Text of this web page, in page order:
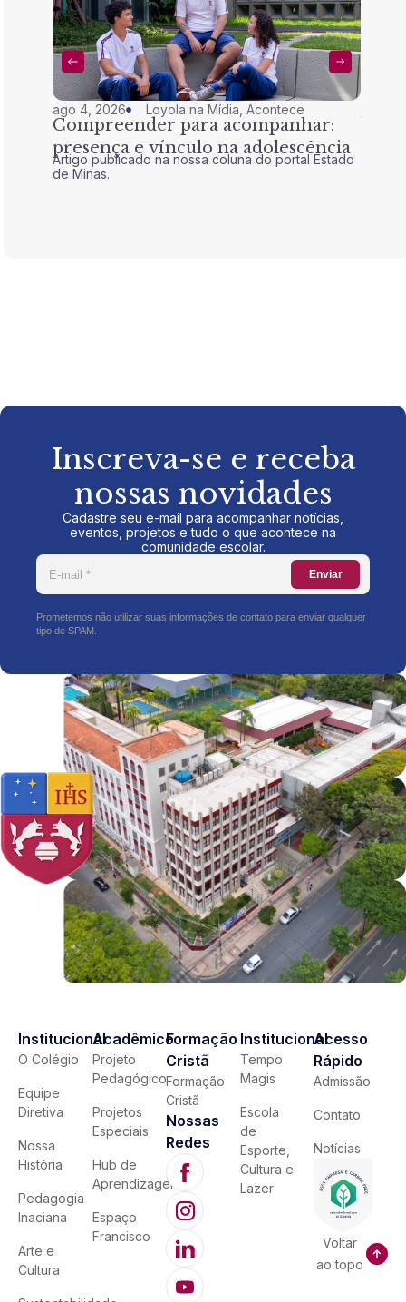
ago 4, 2026 Loyola na Mídia,Acontece
Compreender para acompanhar:
presença e vínculo na adolescência
Artigo publicado na nossa coluna do portal Estado
de Minas.
Inscreva-se e receba
nossas novidades
Cadastre seu e-mail para acompanhar notícias,
eventos, projetos e tudo o que acontece na
comunidade escolar.
Enviar
Prometemos não utilizar suas informações de contato para enviar qualquer
tipo de SPAM.
Institucional
O Colégio
Equipe
Diretiva
Nossa
História
Pedagogia
Inaciana
Arte e
Cultura
Acadêmico
Projeto
Pedagógico
Projetos
Especiais
Hub de
Aprendizagem
Espaço
Francisco
Formação
Cristã
Formação
Cristã
Nossas
Redes
Institucional
Tempo
Magis
Escola
de
Esporte,
Cultura e
Lazer
Acesso
Rápido
Admissão
Contato
Notícias
Voltar
ao topo